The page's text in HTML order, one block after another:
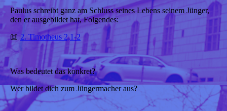
Paulus schreibt ganz am Schluss seines Lebens seinem Jünger,
den er ausgebildet hat, Folgendes:
📖2. Timotheus 2,1-2
Was bedeutet das konkret?
Wer bildet dich zum Jüngermacher aus?